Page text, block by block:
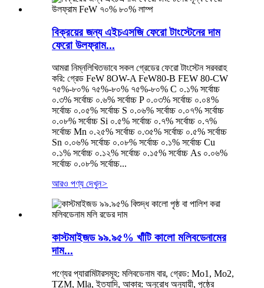
বিক্রয়ের জন্য এইচএসজি ফেরো টাংস্টেনের দাম
ফেরো উলফ্রাম...
আমরা নিম্নলিখিতভাবে সকল গ্রেডের ফেরো টাংস্টেন সরবরাহ
করি: গ্রেড FeW 8OW-A FeW80-B FEW 80-CW
৭৫%-৮০% ৭৫%-৮০% ৭৫%-৮০% C ০.১% সর্বোচ্চ
০.৩% সর্বোচ্চ ০.৬% সর্বোচ্চ P ০.০৩% সর্বোচ্চ ০.০৪%
সর্বোচ্চ ০.০৫% সর্বোচ্চ S ০.০৬% সর্বোচ্চ ০.০৭% সর্বোচ্চ
০.০৮% সর্বোচ্চ Si ০.৫% সর্বোচ্চ ০.৭% সর্বোচ্চ ০.৭%
সর্বোচ্চ Mn ০.২৫% সর্বোচ্চ ০.৩৫% সর্বোচ্চ ০.৫% সর্বোচ্চ
Sn ০.০৬% সর্বোচ্চ ০.০৮% সর্বোচ্চ ০.১% সর্বোচ্চ Cu
০.১% সর্বোচ্চ ০.১২% সর্বোচ্চ ০.১৫% সর্বোচ্চ As ০.০৬%
সর্বোচ্চ ০.০৮% সর্বোচ্চ...
আরও পণ্য দেখুন>
কাস্টমাইজড ৯৯.৯৫% খাঁটি কালো মলিবডেনামের
দাম...
পণ্যের প্যারামিটারসমূহ: মলিবডেনাম বার, গ্রেড: Mo1, Mo2,
TZM, Mla, ইত্যাদি, আকার: অনুরোধ অনুযায়ী, পৃষ্ঠের